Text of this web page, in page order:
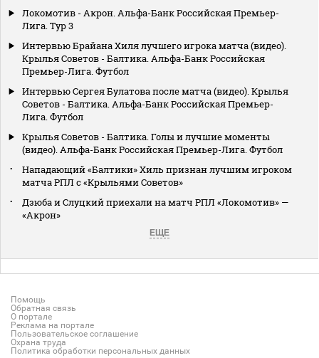
Локомотив - Акрон. Альфа-Банк Российская Премьер-
Лига. Тур 3
Интервью Брайана Хиля лучшего игрока матча (видео).
Крылья Советов - Балтика. Альфа-Банк Российская
Премьер-Лига. Футбол
Интервью Сергея Булатова после матча (видео). Крылья
Советов - Балтика. Альфа-Банк Российская Премьер-
Лига. Футбол
Крылья Советов - Балтика. Голы и лучшие моменты
(видео). Альфа-Банк Российская Премьер-Лига. Футбол
Нападающий «Балтики» Хиль признан лучшим игроком
матча РПЛ с «Крыльями Советов»
Дзюба и Слуцкий приехали на матч РПЛ «Локомотив» —
«Акрон»
ЕЩЕ
Помощь
Обратная связь
О портале
Реклама на портале
Пользовательское соглашение
Охрана труда
Политика обработки персональных данных